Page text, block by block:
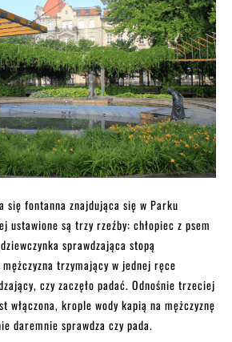
się fontanna znajdująca się w Parku
ustawione są trzy rzeźby: chłopiec z psem
sprawdzająca stopą
trzymający w jednej ręce
czy zaczęło padać. Odnośnie trzeciej
włączona, krople wody kapią na mężczyznę
daremnie sprawdza czy pada.